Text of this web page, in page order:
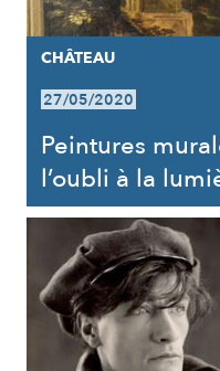
CHÂTEAU
27/05/2020
Peintures
l’oubli à la